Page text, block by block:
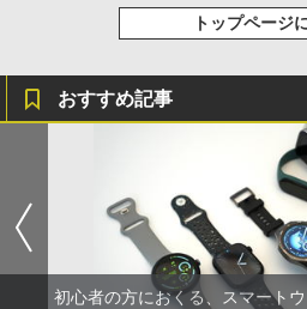
トップページ
おすすめ記事
初心者の方におくる、スマート